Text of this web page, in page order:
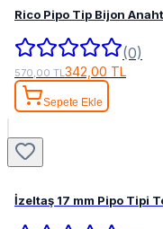
Rico Pipo Tip Bijon
(0)
570,00 TL342,00 TL
Sepete Ekle
İzeltaş 17 mm Pipo Tipi